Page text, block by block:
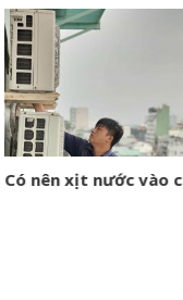
Có nên xịt nước vào cục nóng điều hòa? Chuyên gia Điện Lạnh Thành Phát giải đáp